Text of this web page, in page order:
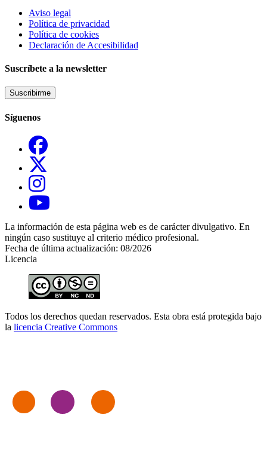
Aviso legal
Política de privacidad
Política de cookies
Declaración de Accesibilidad
Suscríbete a la newsletter
Suscribirme
Síguenos
La información de esta página web es de carácter divulgativo. En
ningún caso sustituye al criterio médico profesional.
Fecha de última actualización: 08/2026
Licencia
Todos los derechos quedan reservados. Esta obra está protegida bajo
la licencia Creative Commons